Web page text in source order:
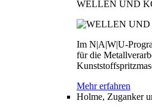
WELLEN UND
Im N|A|W|U-
für die
Mehr erfahren
Holme, Zuganker